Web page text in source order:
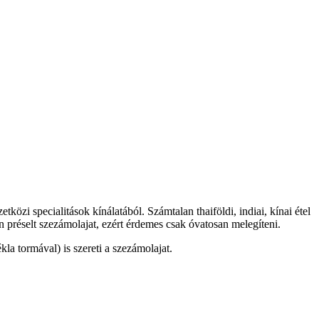
specialitások kínálatából. Számtalan thaiföldi, indiai, kínai étel
szezámolajat, ezért érdemes csak óvatosan melegíteni.
tormával) is szereti a szezámolajat.